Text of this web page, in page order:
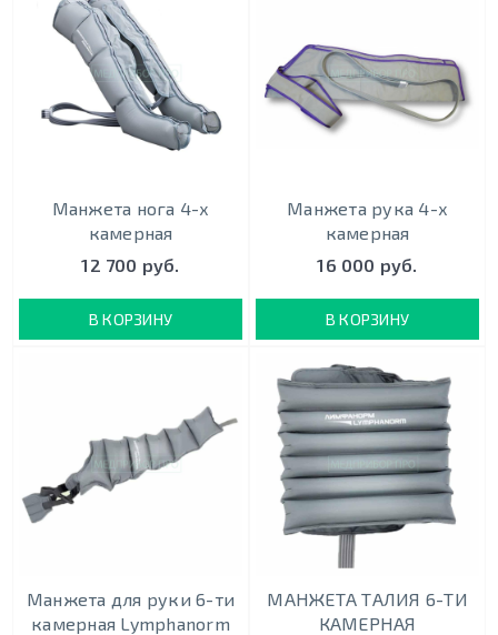
Манжета нога 4-х
камерная
12 700 руб.
В КОРЗИНУ
Манжета рука 4-х
камерная
16 000 руб.
В КОРЗИНУ
Манжета для руки 6-ти
камерная Lymphanorm
МАНЖЕТА ТАЛИЯ 6-ТИ
КАМЕРНАЯ